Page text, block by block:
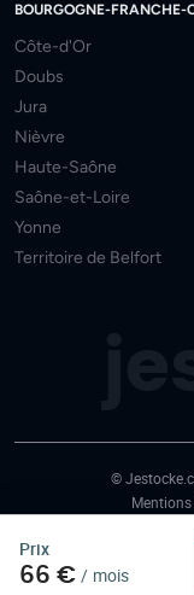
Prix
66 € / mois
BOURGOGNE-FRANCHE-
Côte-d'Or
Doubs
Jura
Nièvre
Haute-Saône
Saône-et-Loire
Yonne
Territoire de Belfort
©